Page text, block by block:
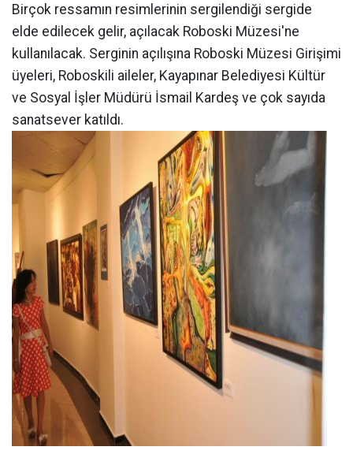
Birçok ressamın resimlerinin sergilendiği sergide
elde edilecek gelir, açılacak Roboski Müzesi'ne
kullanılacak. Serginin açılışına Roboski Müzesi Girişimi
üyeleri, Roboskili aileler, Kayapınar Belediyesi Kültür
ve Sosyal İşler Müdürü İsmail Kardeş ve çok sayıda
sanatsever katıldı.